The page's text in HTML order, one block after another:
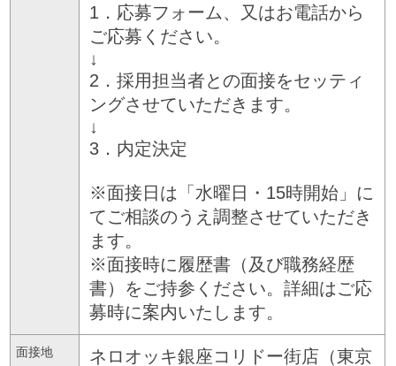
1．応募フォーム、又はお電話から
ご応募ください。
↓
2．採用担当者との面接をセッティ
ングさせていただきます。
↓
3．内定決定
※面接日は「水曜日・15時開始」に
てご相談のうえ調整させていただき
ます。
※面接時に履歴書（及び職務経歴
書）をご持参ください。詳細はご応
募時に案内いたします。
面接地
ネロオッキ銀座コリドー街店（東京